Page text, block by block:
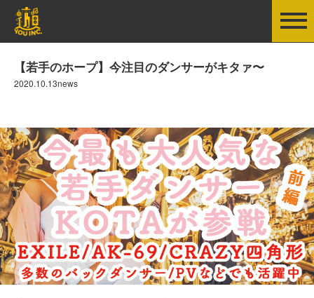
【若手のホープ】今注目のダンサーがキタァ〜
2020.10.13news